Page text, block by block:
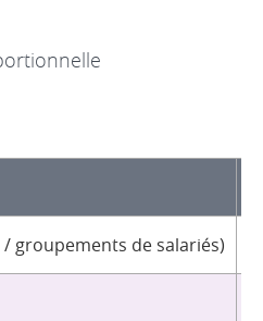
groupements de salariés)